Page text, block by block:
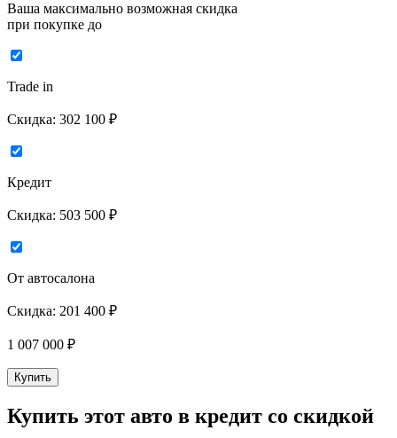
Ваша максимально возможная скидка
при покупке до
Trade in
Скидка: 302 100 ₽
Кредит
Скидка: 503 500 ₽
От автосалона
Скидка: 201 400 ₽
1 007 000 ₽
Купить
Купить этот авто в кредит со скидкой